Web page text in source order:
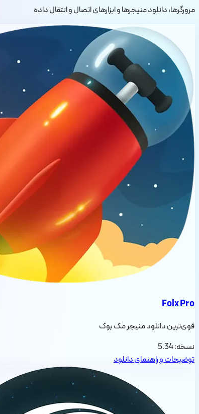
مرورگرها، دانلود منیجرها و ابزارهای اتصال و انتقال داده
Folx Pro
قوی‌ترین دانلود منیجر مک بوک
نسخه:5.34
توضیحات و راهنمای دانلود